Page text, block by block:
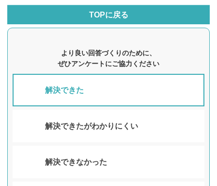
TOPに戻る
より良い回答づくりのために、
ぜひアンケートにご協力ください
解決できた
解決できたがわかりにくい
解決できなかった